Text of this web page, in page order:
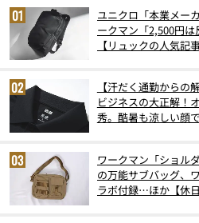
ユニクロ「本業メー
ークマン「2,500円
【リュックの人気記
【汗だく通勤からの
ビジネスの大正解！
秀。酷暑も涼しい顔
ワークマン「ショル
の万能サブバッグ、
ラボ付録…ほか【休